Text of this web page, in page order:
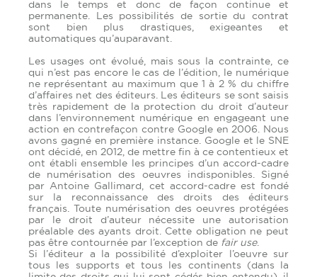
dans le temps et donc de façon continue et
permanente. Les possibilités de sortie du contrat
sont bien plus drastiques, exigeantes et
automatiques qu’auparavant.
Les usages ont évolué, mais sous la contrainte, ce
qui n’est pas encore le cas de l’édition, le numérique
ne représentant au maximum que 1 à 2 % du chiffre
d’affaires net des éditeurs. Les éditeurs se sont saisis
très rapidement de la protection du droit d’auteur
dans l’environnement numérique en engageant une
action en contrefaçon contre Google en 2006. Nous
avons gagné en première instance. Google et le SNE
ont décidé, en 2012, de mettre fin à ce contentieux et
ont établi ensemble les principes d’un accord-cadre
de numérisation des oeuvres indisponibles. Signé
par Antoine Gallimard, cet accord-cadre est fondé
sur la reconnaissance des droits des éditeurs
français. Toute numérisation des oeuvres protégées
par le droit d’auteur nécessite une autorisation
préalable des ayants droit. Cette obligation ne peut
pas être contournée par l’exception de fair use.
Si l’éditeur a la possibilité d’exploiter l’oeuvre sur
tous les supports et tous les continents (dans la